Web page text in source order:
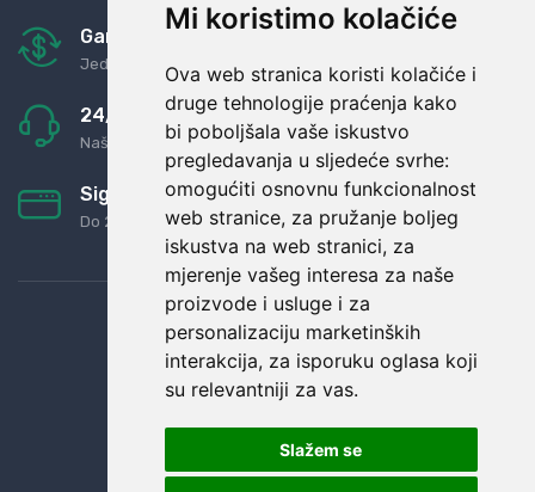
Mi koristimo kolačiće
Ova web stranica koristi kolačiće i
druge tehnologije praćenja kako
bi poboljšala vaše iskustvo
pregledavanja u sljedeće svrhe:
omogućiti osnovnu funkcionalnost
web stranice, za pružanje boljeg
iskustva na web stranici, za
mjerenje vašeg interesa za naše
proizvode i usluge i za
personalizaciju marketinških
interakcija, za isporuku oglasa koji
su relevantniji za vas.
Slažem se
Garancija u povrat novaca
Jednostavno pravilo: Roba za novac
24/7 odlična podrška
Naši agenti uvijek na raspolaganju
Sigurno obročno plaćanje
Do 24 rata bez kamata